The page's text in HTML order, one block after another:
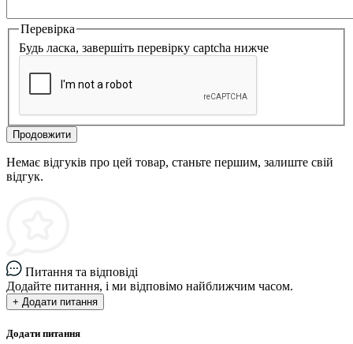
Перевірка
Будь ласка, завершіть перевірку captcha нижче
Продовжити
Немає відгуків про цей товар, станьте першим, залиште свій
відгук.
Питання та відповіді
Додайте питання, і ми відповімо найближчим часом.
+ Додати питання
Додати питання